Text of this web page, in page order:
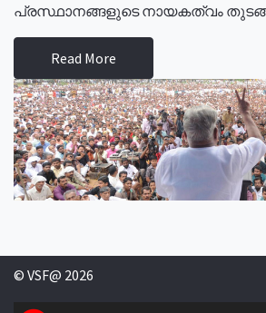
പ്രസ്ഥാനങ്ങളുടെ നായകത്വം
Read More
© VSF@ 2026